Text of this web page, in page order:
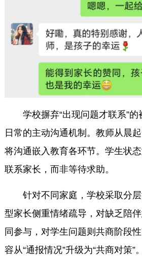
学校摒弃“出现问题才联系”的
日常的主动沟通机制。教师从晨
将沟通嵌入教育各环节。学生状
联系家长，而非等待求助。
针对不同家庭，学校采取分层
型家长侧重情绪疏导，对缺乏陪
同参与，对学生问题则共商阶段
容从“通报情况”升级为“共商对策”。